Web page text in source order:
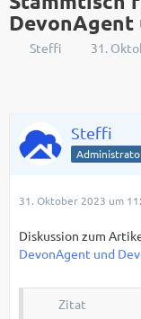
DevonAgent
Steffi 31.
Steffi
31. Oktober 2023 um
Diskussion zum
DevonAgent und
Zitat